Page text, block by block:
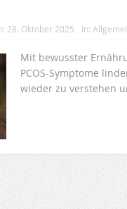
28. Oktober 2025 In:
Mit bewusster
PCOS-Symptome
wieder zu verstehen